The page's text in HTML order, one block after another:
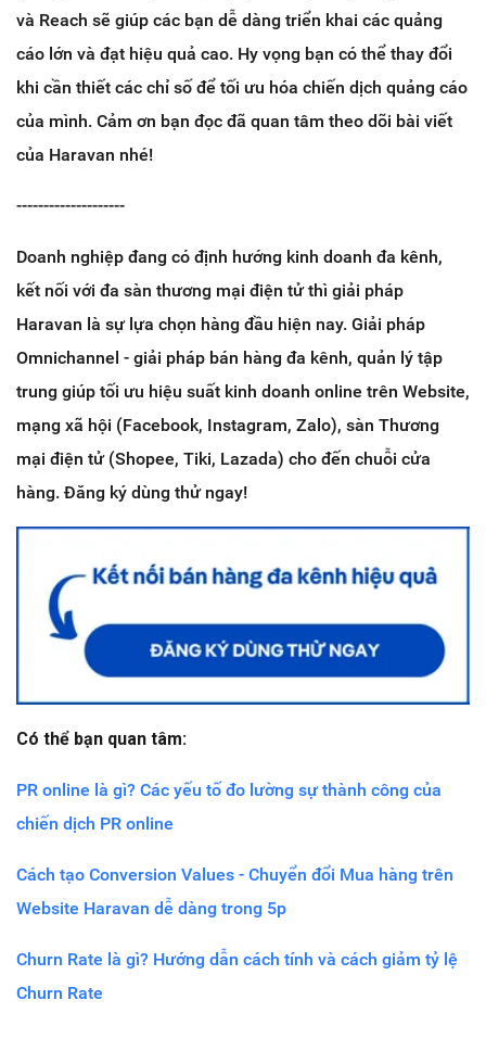
và Reach sẽ giúp các bạn dễ dàng triển khai các quảng
cáo lớn và đạt hiệu quả cao. Hy vọng bạn có thể thay đổi
khi cần thiết các chỉ số để tối ưu hóa chiến dịch quảng cáo
của mình. Cảm ơn bạn đọc đã quan tâm theo dõi bài viết
của Haravan nhé!
--------------------
Doanh nghiệp đang có định hướng kinh doanh đa kênh,
kết nối với đa sàn thương mại điện tử thì giải pháp
Haravan là sự lựa chọn hàng đầu hiện nay. Giải pháp
Omnichannel - giải pháp bán hàng đa kênh, quản lý tập
trung giúp tối ưu hiệu suất kinh doanh online trên Website,
mạng xã hội (Facebook, Instagram, Zalo), sàn Thương
mại điện tử (Shopee, Tiki, Lazada) cho đến chuỗi cửa
hàng. Đăng ký dùng thử ngay!
Có thể bạn quan tâm:
PR online là gì? Các yếu tố đo lường sự thành công của
chiến dịch PR online
Cách tạo Conversion Values - Chuyển đổi Mua hàng trên
Website Haravan dễ dàng trong 5p
Churn Rate là gì? Hướng dẫn cách tính và cách giảm tỷ lệ
Churn Rate